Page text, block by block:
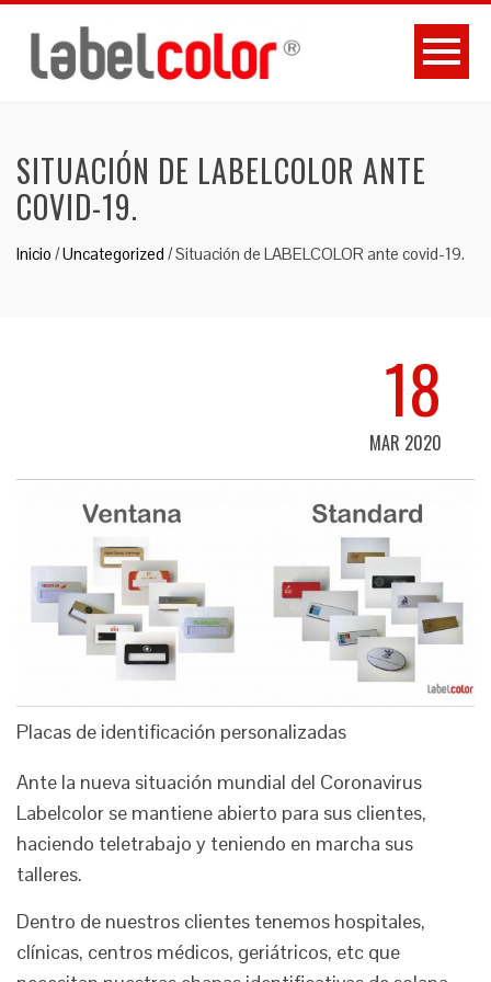
SITUACIÓN DE LABELCOLOR ANTE
COVID-19.
Inicio /Uncategorized /Situación de LABELCOLOR ante covid-19.
18
MAR 2020
Placas de identificación personalizadas
Ante la nueva situación mundial del Coronavirus
Labelcolor se mantiene abierto para sus clientes,
haciendo teletrabajo y teniendo en marcha sus
talleres.
Dentro de nuestros clientes tenemos hospitales,
clínicas, centros médicos, geriátricos, etc que